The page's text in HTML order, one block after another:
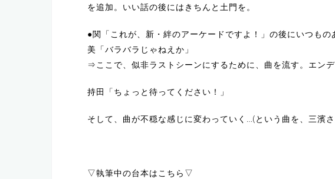
を追加。いい話の後にはきちんと土門を。
●関「これが、新・絆のアーケードですよ！」の後にいつも
美「バラバラじゃねえか」
⇒ここで、似非ラストシーンにするために、曲を流す。エン
持田「ちょっと待ってください！」
そして、曲が不穏な感じに変わっていく…(という曲を、三濱
▽執筆中の台本はこちら▽